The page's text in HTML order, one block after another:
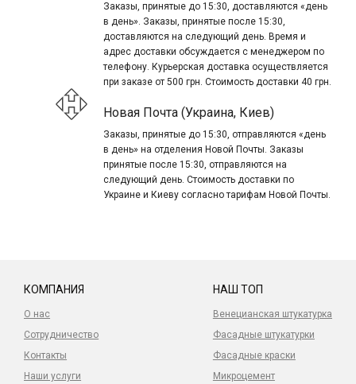
Заказы, принятые до 15:30, доставляются «день
в день». Заказы, принятые после 15:30,
доставляются на следующий день. Время и
адрес доставки обсуждается с менеджером по
телефону. Курьерская доставка осуществляется
при заказе от 500 грн. Стоимость доставки 40 грн.
Новая Почта (Украина, Киев)
Заказы, принятые до 15:30, отправляются «день
в день» на отделения Новой Почты. Заказы
принятые после 15:30, отправляются на
следующий день. Стоимость доставки по
Украине и Киеву согласно тарифам Новой Почты.
КОМПАНИЯ
О нас
Сотрудничество
Контакты
Наши услуги
НАШ ТОП
Венецианская штукатурка
Фасадные штукатурки
Фасадные краски
Микроцемент